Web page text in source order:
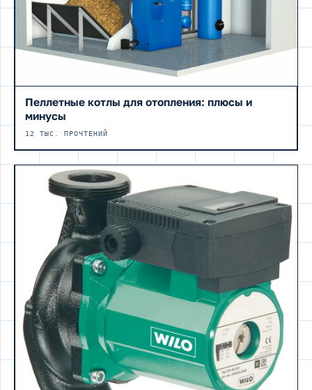
Пеллетные котлы для отопления: плюсы и
минусы
12 ТЫС. ПРОЧТЕНИЙ